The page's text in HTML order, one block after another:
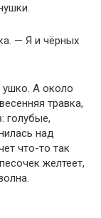
— Я и чёрных
ушко. А около
травка,
голубые,
над
что-то так
желтеет,